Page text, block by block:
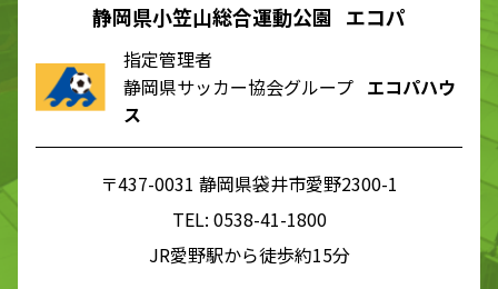
静岡県小笠山総合運動公園 エコパ
指定管理者
静岡県サッカー協会グループ エコパハウ
ス
〒437-0031 静岡県袋井市愛野2300-1
TEL: 0538-41-1800
JR愛野駅から徒歩約15分